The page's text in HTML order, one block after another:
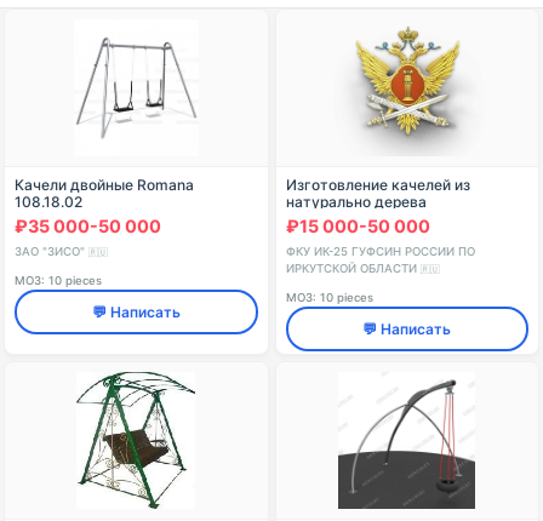
Товары — Качели садовые и парковые
Качели двойные Romana
108.18.02
₽35 000-50 000
ЗАО "ЗИСО" 🇷🇺
МОЗ: 10 pieces
💬 Написать
Изготовление качелей из
натурально дерева
₽15 000-50 000
ФКУ ИК-25 ГУФСИН РОССИИ ПО
ИРКУТСКОЙ ОБЛАСТИ
🇷🇺
МОЗ: 10 pieces
💬 Написать